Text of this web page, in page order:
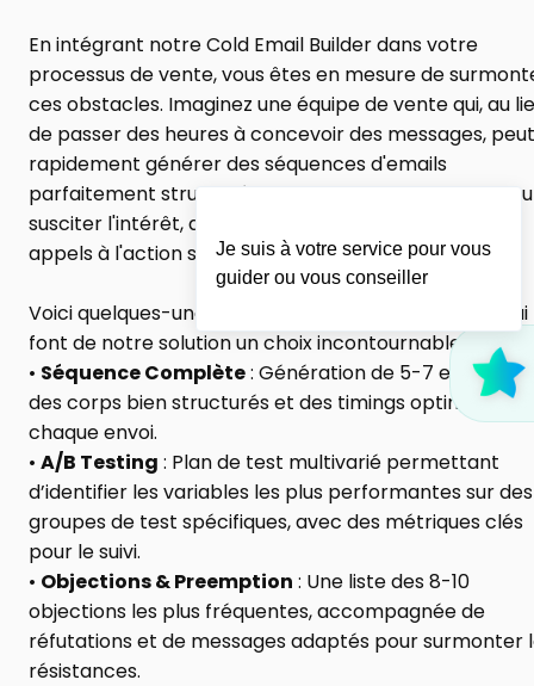
En intégrant notre Cold Email Builder dans votre
processus de vente, vous êtes en mesure de
ces obstacles. Imaginez une équipe de vente qui, au
de passer des heures à concevoir des messages, peut
rapidement générer des séquences d'emails
parfaitement structurés. Chaque email est conçu
susciter l'intérêt, avec des sujets accrocheurs et des
appels à l'action stratégiques.
Voici quelques-unes des spécifications techniques qui
font de notre solution un choix incontournable :
• Séquence Complète : Génération de 5-7 emails
des corps bien structurés et des timings optimisés
chaque envoi.
• A/B Testing : Plan de test multivarié permettant
d’identifier les variables les plus performantes sur des
groupes de test spécifiques, avec des métriques clés
pour le suivi.
• Objections & Preemption : Une liste des 8-10
objections les plus fréquentes, accompagnée de
réfutations et de messages adaptés pour surmonter
résistances.
Je suis à votre service pour vous
guider ou vous conseiller